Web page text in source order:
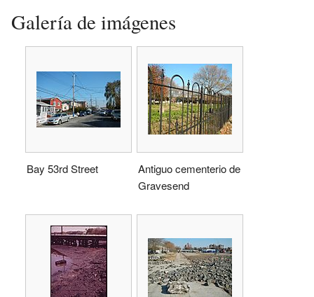
Galería de imágenes
Bay 53rd Street
Antiguo cementerio de
Gravesend